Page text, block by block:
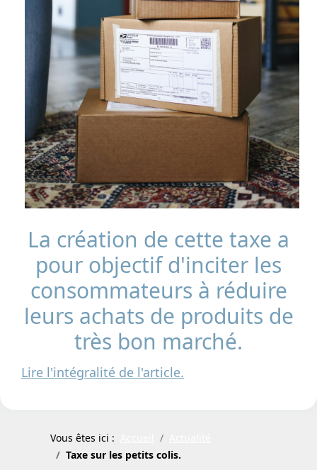
La création de cette taxe a
pour objectif d'inciter les
consommateurs à réduire
leurs achats de produits de
très bon marché.
Lire l'intégralité de l'article.
Vous êtes ici :
Taxe sur les petits colis.